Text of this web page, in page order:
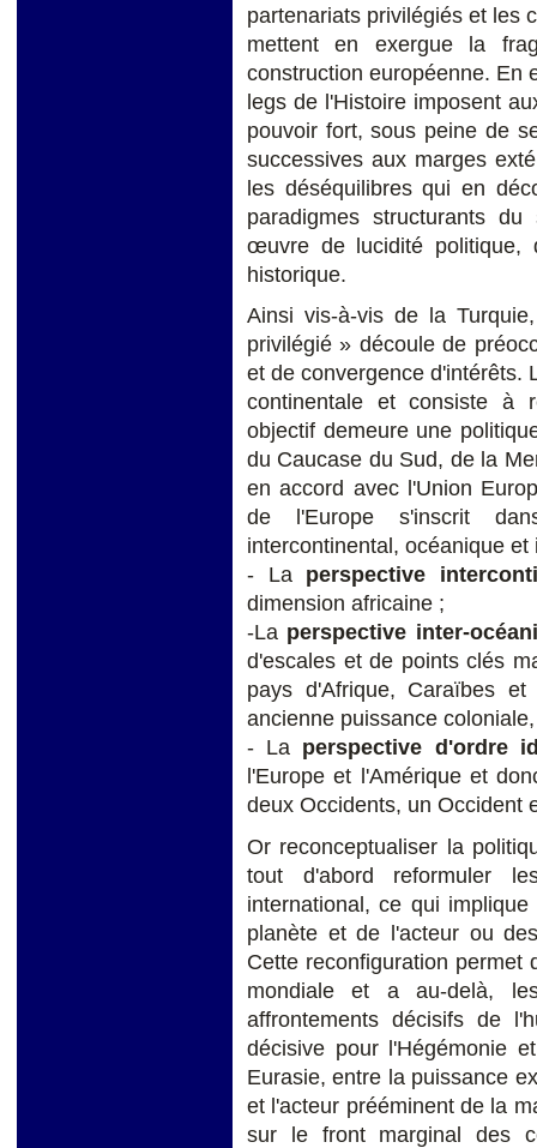
partenariats privilégiés et les
mettent en exergue la
construction européenne. En
legs de l'Histoire imposent
pouvoir fort, sous peine de
successives aux marges
les déséquilibres qui en
paradigmes structurants
œuvre de lucidité politique,
historique.
Ainsi vis-à-vis de la
privilégié » découle de
et de convergence d'intérêts.
continentale et consiste à
objectif demeure une
du Caucase du Sud, de la
en accord avec l'Union
de l'Europe s'inscrit
intercontinental, océanique et
- La perspective
dimension africaine ;
-La perspective inter-
d'escales et de points clés
pays d'Afrique, Caraïbes
ancienne puissance
- La perspective d'ordre
l'Europe et l'Amérique et
deux Occidents, un Occident
Or reconceptualiser la
tout d'abord reformuler
international, ce qui
planète et de l'acteur ou
Cette reconfiguration permet
mondiale et a au-delà,
affrontements décisifs de
décisive pour l'Hégémonie
Eurasie, entre la puissance
et l'acteur prééminent de la
sur le front marginal des